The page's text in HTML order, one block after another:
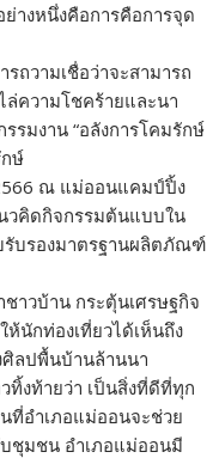
างหนึ่งคือการคือการจุด
ถวามเชื่อว่าจะสามารถ
ความโชคร้ายและนา
รมงาน “อลังการโคมรักษ์
ษ์
ณ แม่ออนแคมป์ปิ้ง
วคิดกิจกรรมต้นแบบใน
รับรองมาตรฐานผลิตภัณฑ์
าวบ้าน กระตุ้นเศรษฐกิจ
ห้นักท่องเที่ยวได้เห็นถึง
ศิลปพื้นบ้านล้านนา
งท้ายว่า เป็นสิ่งที่ดีที่ทุก
ที่อำเภอแม่ออนจะช่วย
ชุมชน อำเภอแม่ออนมี